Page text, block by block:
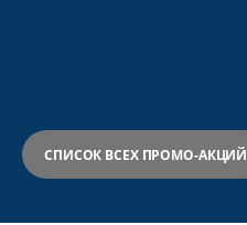
СПИСОК ВСЕХ ПРОМО-АКЦИЙ